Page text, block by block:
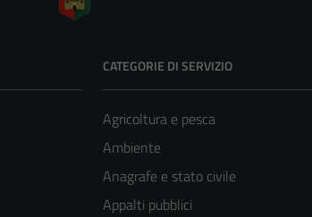
CATEGORIE DI SERVIZIO
Agricoltura e pesca
Ambiente
Anagrafe e stato civile
Appalti pubblici